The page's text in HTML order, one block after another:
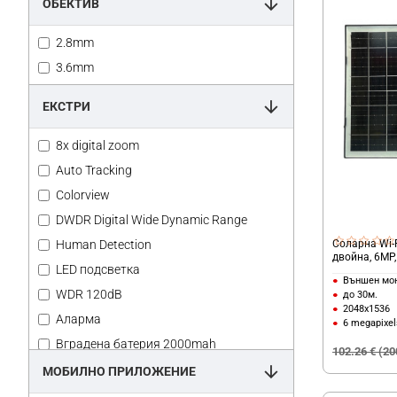
ОБЕКТИВ
2.8mm
3.6mm
ЕКСТРИ
8x digital zoom
Auto Tracking
Colorview
DWDR Digital Wide Dynamic Range
Human Detection
LED подсветка
WDR 120dB
Аларма
Вградена батерия 2000mah
Два обектива
Двойна камера
МОБИЛНО ПРИЛОЖЕНИЕ
Соларна Wi-
двойна,
Външен
до 30м.
2048х1536
6
102.26 €